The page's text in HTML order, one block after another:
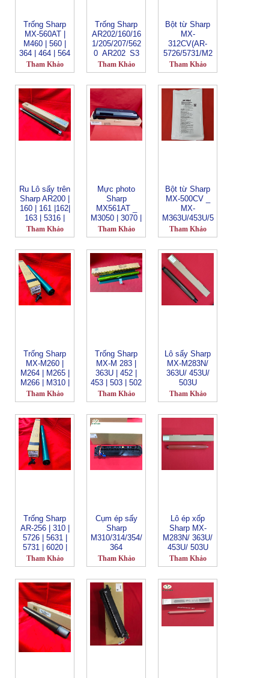
Trống Sharp
MX-560AT |
M460 | 560 |
364 | 464 | 564
| 365 | 465 |
565 | 3050 |
3570 | 4050 |
4070 | 5050 |
5070 | 6050 |
6070 | 2561 |
3051 | 3071 |
3551 | 3571 |
Tham Khảo
Trống Sharp
AR202/160/16
1/205/207/562
0_AR202_S3
Tham Khảo
Bột từ Sharp
MX-
312CV(AR-
5726/5731/M2
60N/M310N) _
300g
Tham Khảo
Ru Lô sấy trên
Sharp AR200 |
160 | 161 |162|
163 | 5316 |
162 | 164 | 201
| 205 | 206 |
| 5520 | 5516 |
5316 | 5618 |
5320 | 5623 |
5015 | 5115 |
5120 | 5620 |
6018 | 6020 |
Tham Khảo
Mực photo
Sharp
MX561AT _
M3050 | 3070 |
3550 | 3570 |
4050 | 4070 |
6050 |
6070_500g
Tham Khảo
Bột từ Sharp
MX-500CV _
MX-
M363U/453U/5
03U/502/452/
M283N_310g
Tham Khảo
Trống Sharp
MX-M260 |
M264 | M265 |
M266 | M310 |
M314 | M315 |
M316 | M354 |
20M22 | BP-
20M24 | BP-
20M24 | BP-
20M31 | BP
30M35 | BP
30M31 | BP
Tham Khảo
Trống Sharp
MX-M 283 |
363U | 452 |
453 | 503 | 502
MX500
Tham Khảo
Lô sấy Sharp
MX-M283N/
363U/ 453U/
503U
Tham Khảo
Trống Sharp
AR-256 | 310 |
5726 | 5631 |
5731 | 6020 |
6023 | 6026 |
6031 | 235 |
ARM236 | 237|
276 | 277
Tham Khảo
Cụm ép sấy
Sharp
M310/314/354/
364
Tham Khảo
Lô ép xốp
Sharp MX-
M283N/ 363U/
453U/ 503U
Tham Khảo